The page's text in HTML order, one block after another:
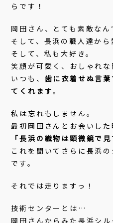
らです！
岡田さん、とても素敵なん
そして、長浜の職人達から
そして、私も大好き。
笑顔が可愛く、おしゃれな
いつも、 歯に衣着せぬ言
てくれます。
私は忘れもしません。
最初岡田さんとお会いし
「長浜の織物は顕微鏡で見
これを聞いてさらに長浜
です。
それでは走りますっ！
技術センターとは…
岡田さんからみた長浜シ